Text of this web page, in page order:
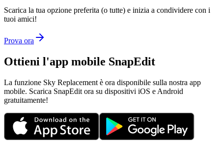
Scarica la tua opzione preferita (o tutte) e inizia a condividere con i
tuoi amici!
Prova ora
Ottieni l'app mobile SnapEdit
La funzione Sky Replacement è ora disponibile sulla nostra app
mobile. Scarica SnapEdit ora su dispositivi iOS e Android
gratuitamente!